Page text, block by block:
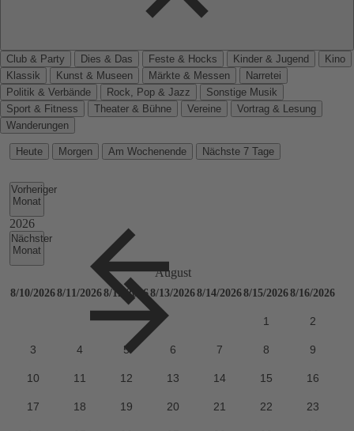
Club & Party Dies & Das Feste & Hocks Kinder & Jugend
Kino
Klassik
Kunst & Museen Märkte & Messen
Narretei
Politik & Verbände
Rock, Pop & Jazz
Sonstige Musik
Sport & Fitness
Theater & Bühne Vereine
Vortrag & Lesung
Wanderungen
Heute Morgen Am Wochenende Nächste 7 Tage
Vorheriger
Monat
Nächster
Monat